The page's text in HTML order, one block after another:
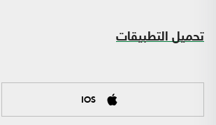
تحميل التطبيقات
IOS